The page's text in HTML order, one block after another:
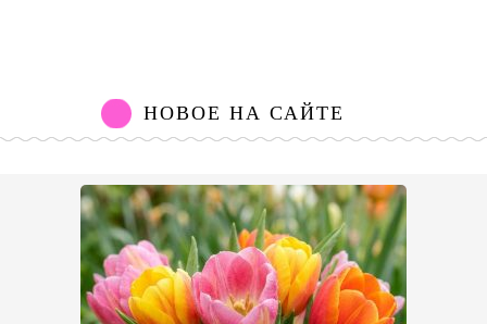
НОВОЕ НА САЙТЕ